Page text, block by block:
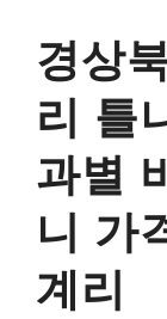
경상
리 틀
과별
니 가
계리